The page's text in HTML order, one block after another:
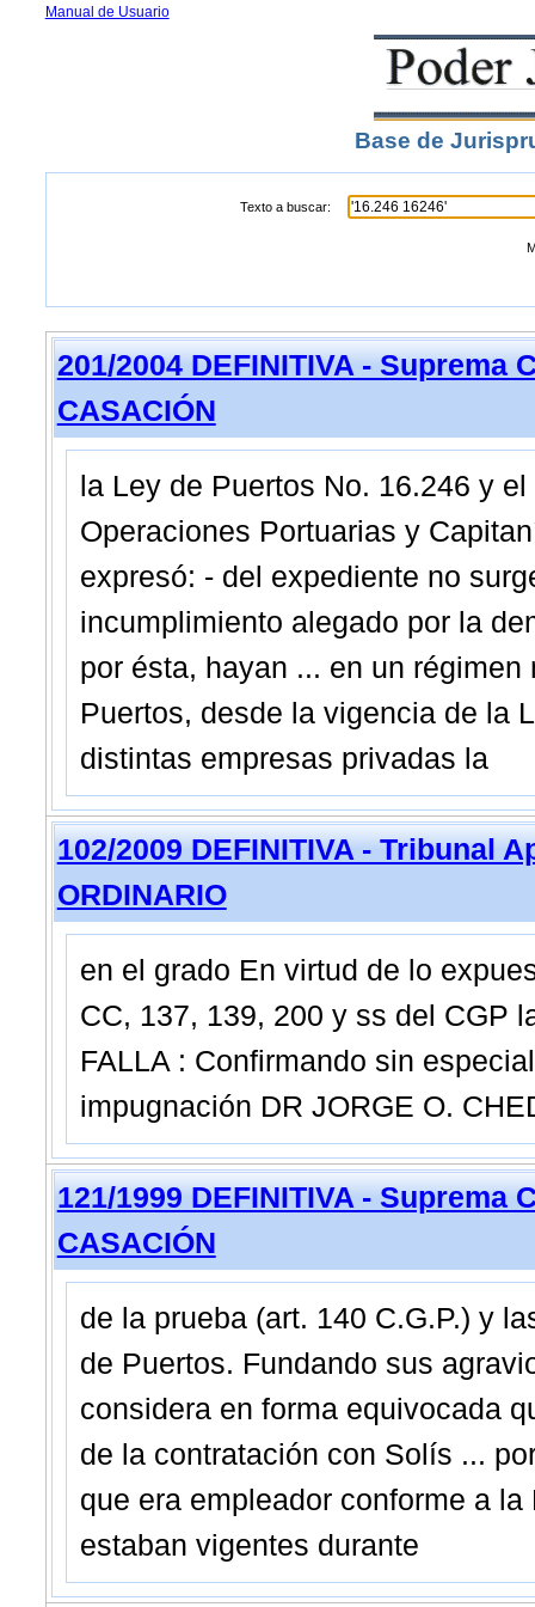
Manual de Usuario
Base de
Texto a buscar:
201/2004 DEFINITIVA - Suprema
CASACIÓN
la Ley de Puertos No. 16.246 y
Operaciones Portuarias y
expresó: - del expediente no
incumplimiento alegado por la
por ésta, hayan ... en un
Puertos, desde la vigencia de la
distintas empresas privadas la
102/2009 DEFINITIVA - Tribunal
ORDINARIO
en el grado En virtud de lo
CC, 137, 139, 200 y ss del CGP
FALLA : Confirmando sin
impugnación DR JORGE O.
121/1999 DEFINITIVA - Suprema
CASACIÓN
de la prueba (art. 140 C.G.P.) y
de Puertos. Fundando sus
considera en forma equivocada
de la contratación con Solís ...
que era empleador conforme a
estaban vigentes durante